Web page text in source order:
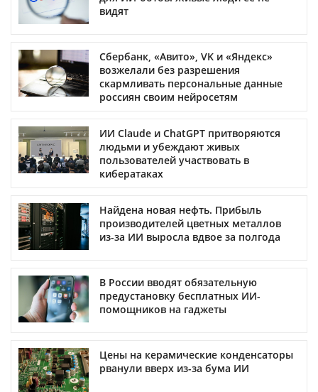
видят
Сбербанк, «Авито», VK и «Яндекс»
возжелали без разрешения
скармливать персональные данные
россиян своим нейросетям
ИИ Claude и ChatGPT притворяются
людьми и убеждают живых
пользователей участвовать в
кибератаках
Найдена новая нефть. Прибыль
производителей цветных металлов
из-за ИИ выросла вдвое за полгода
В России вводят обязательную
предустановку бесплатных ИИ-
помощников на гаджеты
Цены на керамические конденсаторы
рванули вверх из-за бума ИИ